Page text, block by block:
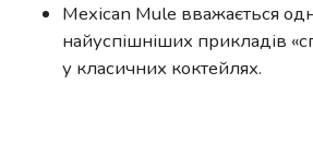
Mexican Mule вважається
найуспішніших прикладів
у класичних коктейлях.